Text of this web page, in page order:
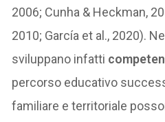
2006; Cunha & Heckman,
2010; García et al., 2020).
sviluppano infatti
percorso educativo
familiare e territoriale